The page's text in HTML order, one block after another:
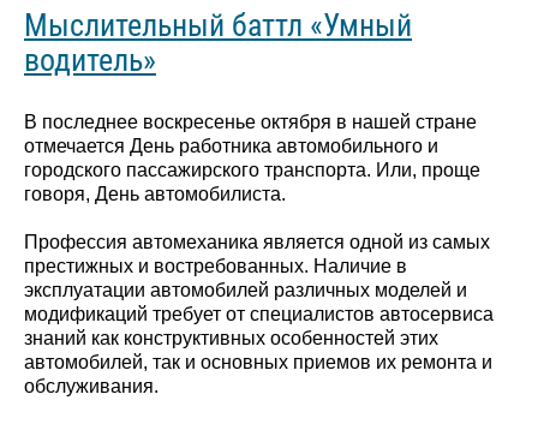
Мыслительный баттл «Умный
водитель»
В последнее воскресенье октября в нашей стране
отмечается День работника автомобильного и
городского пассажирского транспорта. Или, проще
говоря, День автомобилиста.
Профессия автомеханика является одной из самых
престижных и востребованных. Наличие в
эксплуатации автомобилей различных моделей и
модификаций требует от специалистов автосервиса
знаний как конструктивных особенностей этих
автомобилей, так и основных приемов их ремонта и
обслуживания.